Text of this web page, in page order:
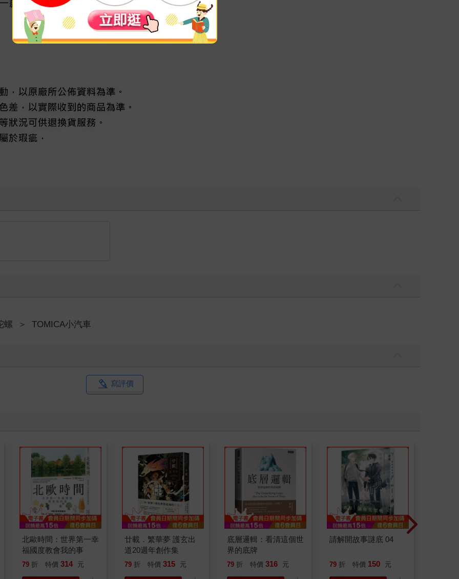
螺 ＞ TOMICA小汽車
寫評價
北歐時間：世界第一幸
福國度教會我的事
79 折 特價 314 元
廿載．繁華夢 護玄出
道20週年創作集
79 折 特價 315 元
底層邏輯：看清這個世
界的底牌
79 折 特價 316 元
請解開故事謎底 04
79 折 特價 150 元